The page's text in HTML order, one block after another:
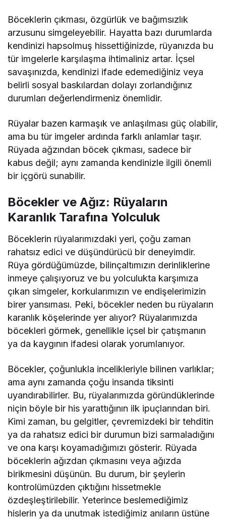
Böceklerin çıkması, özgürlük ve bağımsızlık
arzusunu simgeleyebilir. Hayatta bazı durumlarda
kendinizi hapsolmuş hissettiğinizde, rüyanızda bu
tür imgelerle karşılaşma ihtimaliniz artar. İçsel
savaşınızda, kendinizi ifade edemediğiniz veya
belirli sosyal baskılardan dolayı zorlandığınız
durumları değerlendirmeniz önemlidir.
Rüyalar bazen karmaşık ve anlaşılması güç olabilir,
ama bu tür imgeler ardında farklı anlamlar taşır.
Rüyada ağzından böcek çıkması, sadece bir
kabus değil; aynı zamanda kendinizle ilgili önemli
bir içgörü sunabilir.
Böcekler ve Ağız: Rüyaların
Karanlık Tarafına Yolculuk
Böceklerin rüyalarımızdaki yeri, çoğu zaman
rahatsız edici ve düşündürücü bir deneyimdir.
Rüya gördüğümüzde, bilinçaltımızın derinliklerine
inmeye çalışıyoruz ve bu yolculukta karşımıza
çıkan simgeler, korkularımızın ve endişelerimizin
birer yansıması. Peki, böcekler neden bu rüyaların
karanlık köşelerinde yer alıyor? Rüyalarımızda
böcekleri görmek, genellikle içsel bir çatışmanın
ya da kaygının ifadesi olarak yorumlanıyor.
Böcekler, çoğunlukla incelikleriyle bilinen varlıklar;
ama aynı zamanda çoğu insanda tiksinti
uyandırabilirler. Bu, rüyalarımızda göründüklerinde
niçin böyle bir his yarattığının ilk ipuçlarından biri.
Kimi zaman, bu gelgitler, çevremizdeki bir tehditin
ya da rahatsız edici bir durumun bizi sarmaladığını
ve ona karşı koyamadığımızı gösterir. Rüyada
böceklerin ağızdan çıkmasını veya ağızda
birikmesini düşünün. Bu durum, bir şeylerin
kontrolümüzden çıktığını hissetmekle
özdeşleştirilebilir. Yeterince beslemediğimiz
hislerin ya da unutmak istediğimiz anıların üstüne